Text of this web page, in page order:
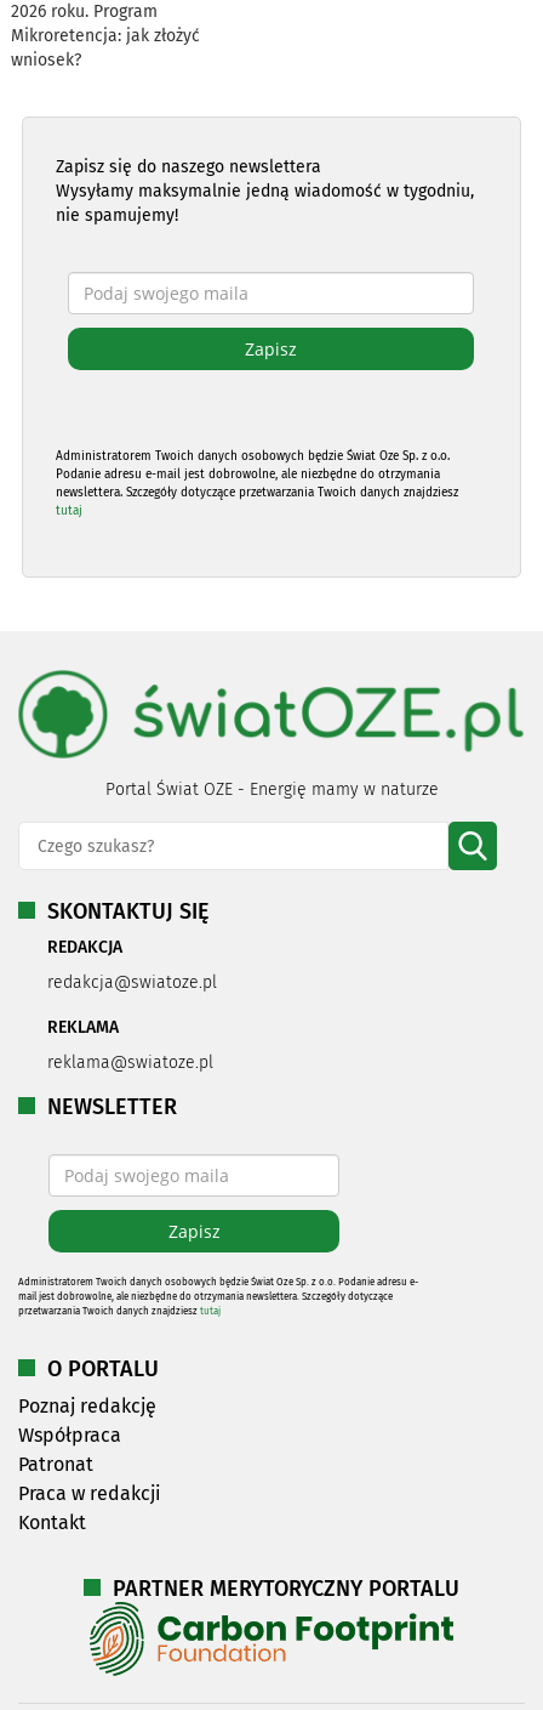
2026 roku. Program
Mikroretencja: jak złożyć
wniosek?
Zapisz się do naszego newslettera
Wysyłamy maksymalnie jedną wiadomość w tygodniu,
nie spamujemy!
Administratorem Twoich danych osobowych będzie Świat Oze Sp. z o.o.
Podanie adresu e-mail jest dobrowolne, ale niezbędne do otrzymania
newslettera. Szczegóły dotyczące przetwarzania Twoich danych znajdziesz
tutaj
Portal Świat OZE - Energię mamy w naturze
SKONTAKTUJ SIĘ
REDAKCJA
redakcja@swiatoze.pl
REKLAMA
reklama@swiatoze.pl
NEWSLETTER
Administratorem Twoich danych osobowych będzie Świat Oze Sp. z o.o. Podanie adresu e-
mail jest dobrowolne, ale niezbędne do otrzymania newslettera. Szczegóły dotyczące
przetwarzania Twoich danych znajdziesz tutaj
O PORTALU
Poznaj redakcję
Współpraca
Patronat
Praca w redakcji
Kontakt
PARTNER MERYTORYCZNY PORTALU